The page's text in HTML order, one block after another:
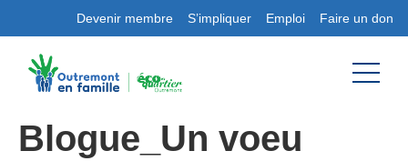
Devenir membre S’impliquer Emploi Faire un don
Blogue_Un voeu